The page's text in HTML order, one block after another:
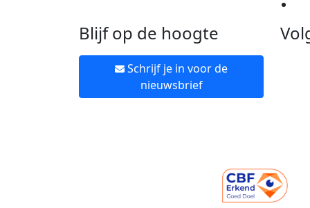
Blijf op de hoogte
Schrijf je in voor de
nieuwsbrief